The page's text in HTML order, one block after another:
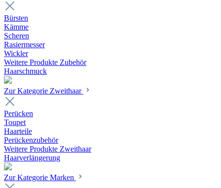
Bürsten
Kämme
Scheren
Rasiermesser
Wickler
Weitere Produkte Zubehör
Haarschmuck
Zur Kategorie Zweithaar
Perücken
Toupet
Haarteile
Perückenzubehör
Weitere Produkte Zweithaar
Haarverlängerung
Zur Kategorie Marken